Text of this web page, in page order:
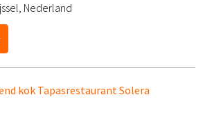
, Nederland
kok Tapasrestaurant Solera